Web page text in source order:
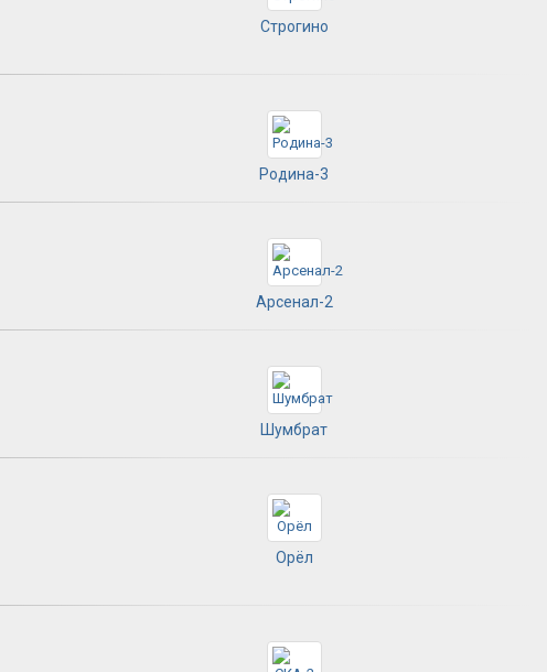
Строгино
Родина-3
Арсенал-2
Шумбрат
Орёл